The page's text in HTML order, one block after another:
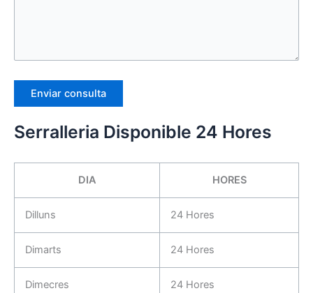
Serralleria Disponible 24 Hores
DIA HORES
Dilluns 24 Hores
Dimarts 24 Hores
Dimecres 24 Hores